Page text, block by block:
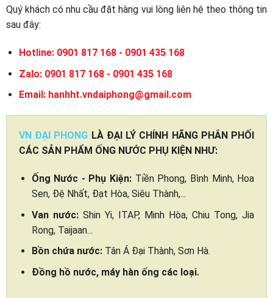
Quý khách có nhu cầu đặt hàng vui lòng liên hệ theo thông tin
sau đây:
Hotline: 0901 817 168 - 0901 435 168
Zalo: 0901 817 168 - 0901 435 168
Email: hanhht.vndaiphong@gmail.com
VN ĐẠI PHONG LÀ ĐẠI LÝ CHÍNH HÃNG PHÂN PHỐI
CÁC SẢN PHẨM ỐNG NƯỚC PHỤ KIỆN NHƯ:
Ống Nước - Phụ Kiện: Tiền Phong, Bình Minh, Hoa
Sen, Đệ Nhất, Đạt Hòa, Siêu Thành,...
Van nước:Shin Yi, ITAP, Minh Hòa, Chiu Tong, Jia
Rong, Taijaan...
Bồn chứa nước:Tân Á Đại Thành, Sơn Hà.
Đồng hồ nước, máy hàn ống các loại.